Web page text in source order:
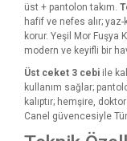
üst + pantolon takım.
hafif ve nefes alır; yaz-
korur. Yeşil Mor
modern ve keyifli bir
Üst ceket 3 cebi ile
kullanım sağlar;
kalıptır; hemşire,
Canel güvencesiyle